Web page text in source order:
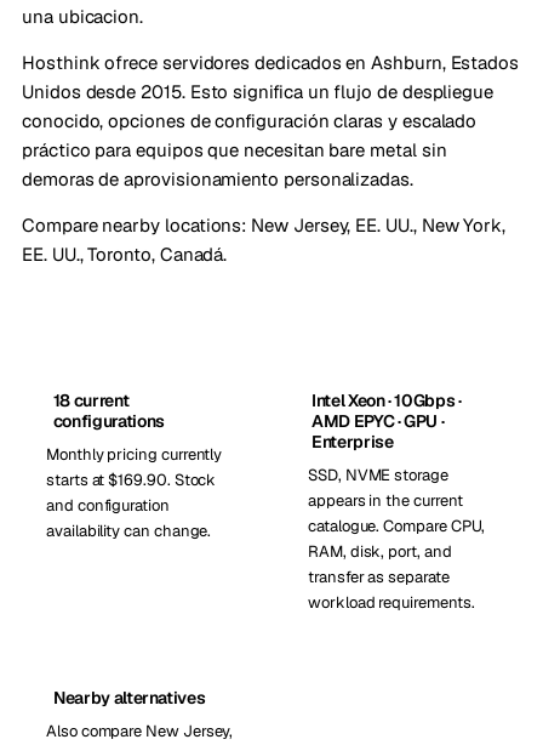
una ubicacion.
Hosthink ofrece servidores dedicados en Ashburn, Estados
Unidos desde 2015. Esto significa un flujo de despliegue
conocido, opciones de configuración claras y escalado
práctico para equipos que necesitan bare metal sin
demoras de aprovisionamiento personalizadas.
Compare nearby locations: New Jersey, EE. UU., New York,
EE. UU.,Toronto, Canadá.
18 current
configurations
Monthly pricing currently
starts at $169.90. Stock
and configuration
availability can change.
Intel Xeon · 10Gbps ·
AMD EPYC · GPU ·
Enterprise
SSD, NVME storage
appears in the current
catalogue. Compare CPU,
RAM, disk, port, and
transfer as separate
workload requirements.
Nearby alternatives
Also compare New Jersey,